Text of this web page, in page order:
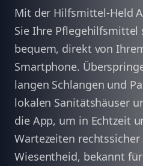
Mit der Hilfsmittel-Held
Sie Ihre Pflegehilfsmittel
bequem, direkt von
Smartphone.
langen Schlangen und
lokalen Sanitätshäuser
die App, um in Echtzeit
Wartezeiten rechtssicher
Wiesentheid, bekannt